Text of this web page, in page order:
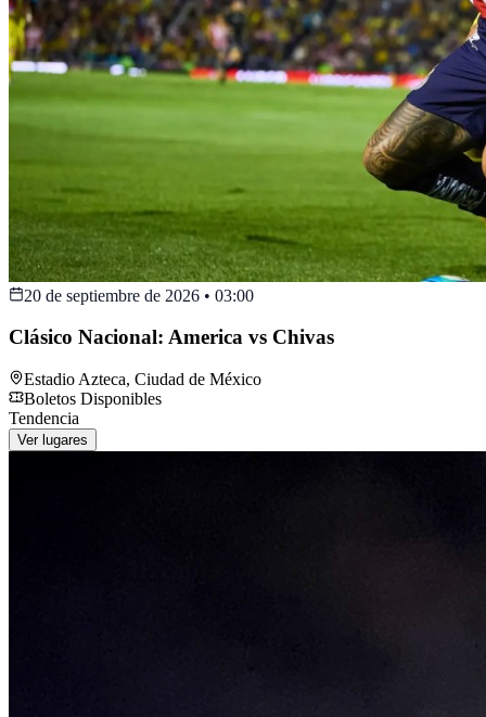
20 de septiembre de 2026 • 03:00
Clásico Nacional: America vs Chivas
Estadio Azteca, Ciudad de México
Boletos Disponibles
Tendencia
Ver lugares